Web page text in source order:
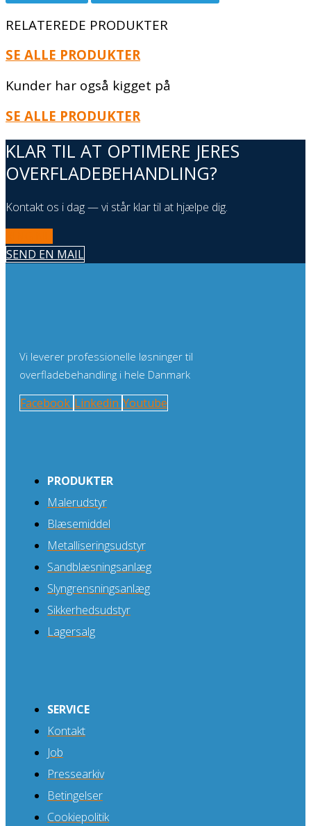
RELATEREDE PRODUKTER
SE ALLE PRODUKTER
Kunder har også kigget på
SE ALLE PRODUKTER
KLAR TIL AT OPTIMERE JERES
OVERFLADEBEHANDLING?
Kontakt os i dag — vi står klar til at hjælpe dig.
SEND EN MAIL
Vi leverer professionelle løsninger til
overfladebehandling i hele Danmark
Facebook Linkedin Youtube
PRODUKTER
Malerudstyr
Blæsemiddel
Metalliseringsudstyr
Sandblæsningsanlæg
Slyngrensningsanlæg
Sikkerhedsudstyr
Lagersalg
SERVICE
Kontakt
Job
Pressearkiv
Betingelser
Cookiepolitik